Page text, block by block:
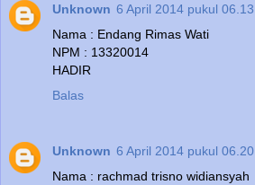
Unknown 6 April 2014 pukul 06.13
Nama : Endang Rimas Wati
NPM : 13320014
HADIR
Balas
Unknown 6 April 2014 pukul 06.20
Nama : rachmad trisno widiansyah